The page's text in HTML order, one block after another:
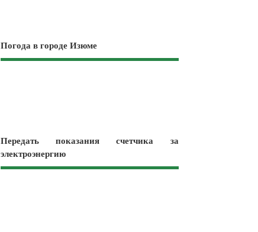
Погода в городе Изюме
Передать показания счетчика за
электроэнергию